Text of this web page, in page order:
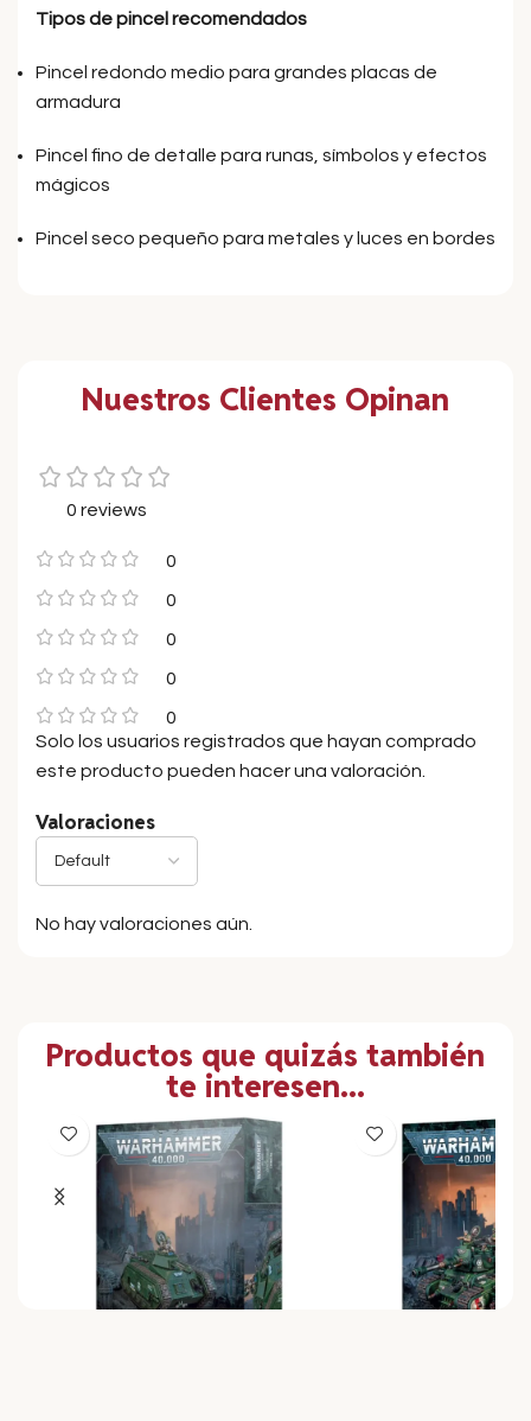
Tipos de pincel recomendados
Pincel redondo medio para grandes placas de
armadura
Pincel fino de detalle para runas, símbolos y efectos
mágicos
Pincel seco pequeño para metales y luces en bordes
Nuestros Clientes Opinan
0 reviews
0
0
0
0
0
Valoraciones
No hay valoraciones aún.
Solo los usuarios registrados que hayan comprado
este producto pueden hacer una valoración.
Productos que quizás también
te interesen...